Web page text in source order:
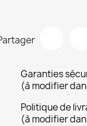
Garanties
(à modifier
Politique de
(à modifier